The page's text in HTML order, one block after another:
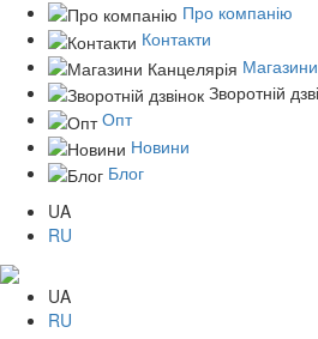
Про компанію
Контакти
Зворотній
Опт
Новини
Блог
UA
RU
UA
RU